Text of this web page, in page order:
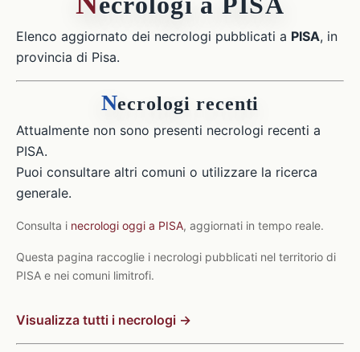
Elenco aggiornato dei necrologi pubblicati a PISA, in
provincia di Pisa.
Necrologi recenti
Attualmente non sono presenti necrologi recenti a
PISA.
Puoi consultare altri comuni o utilizzare la ricerca
generale.
Consulta i necrologi oggi a PISA, aggiornati in tempo reale.
Questa pagina raccoglie i necrologi pubblicati nel territorio di
PISA e nei comuni limitrofi.
Visualizza tutti i necrologi →